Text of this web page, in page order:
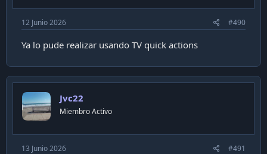
12 Junio 2026 #490
Ya lo pude realizar usando TV quick actions
Jvc22
Miembro Activo
13 Junio 2026 #491